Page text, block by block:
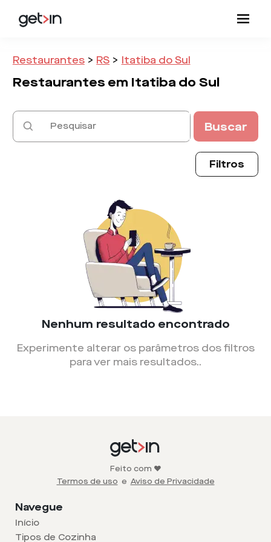
Restaurantes > RS > Itatiba do Sul
Restaurantes em Itatiba do Sul
Buscar
Filtros
Nenhum resultado encontrado
Experimente alterar os parâmetros dos filtros
para ver mais resultados..
Feito com ❤️
Termos de uso e Aviso de Privacidade
Navegue
Início
Tipos de Cozinha